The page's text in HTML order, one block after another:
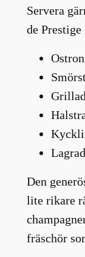
Servera
de
Den
lite rikare
fräschör